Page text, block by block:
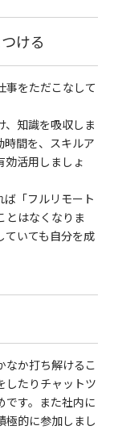
ける
事をただこなして
、知識を吸収しま
時間を、スキルア
効活用しましょ
「フルリモート
とはなくなりま
ていても自分を成
なか打ち解けるこ
したりチャットツ
です。また社内に
極的に参加しまし